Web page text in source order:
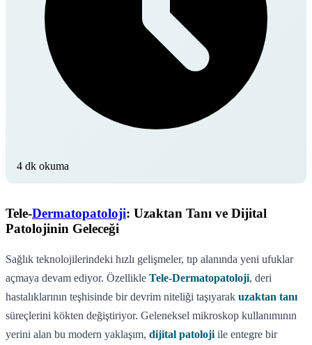
4 dk okuma
Tele-Dermatopatoloji: Uzaktan Tanı ve Dijital
Patolojinin Geleceği
Sağlık teknolojilerindeki hızlı gelişmeler, tıp alanında yeni ufuklar
açmaya devam ediyor. Özellikle Tele-Dermatopatoloji, deri
hastalıklarının teşhisinde bir devrim niteliği taşıyarak uzaktan tanı
süreçlerini kökten değiştiriyor. Geleneksel mikroskop kullanımının
yerini alan bu modern yaklaşım, dijital patoloji ile entegre bir